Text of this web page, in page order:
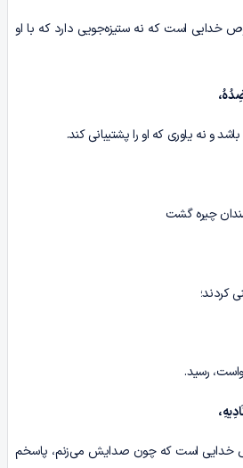
است که نه ستیزه‌جویی دارد که با او
و نه یاوری که او را پشتیبانی کند.
چیره گشت
کردند؛
رسید.
است که چون صدایش می‌زنم، پاسخم